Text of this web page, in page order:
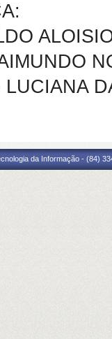
da Informação - (84)